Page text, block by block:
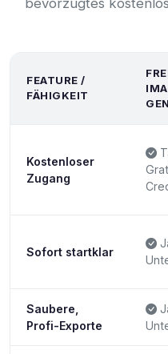
bevorzugtes
FEATURE /
FÄHIGKEIT
Kostenloser
Zugang
Sofort startklar
Saubere,
Profi-Exporte